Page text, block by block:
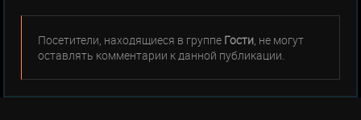
Посетители, находящиеся в группе Гости, не могут
оставлять комментарии к данной публикации.